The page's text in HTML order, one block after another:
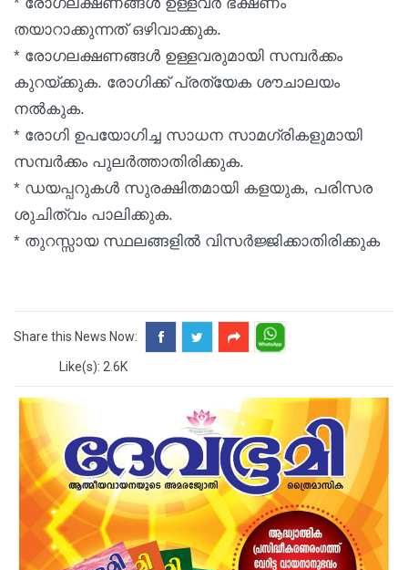
തയാറാക്കുന്നത് ഒഴിവാക്കുക.
* രോഗലക്ഷണങ്ങള്‍ ഉള്ളവരുമായി സമ്പര്‍ക്കം
കുറയ്ക്കുക. രോഗിക്ക് പ്രത്യേക ശൗചാലയം
നല്‍കുക.
* രോഗി ഉപയോഗിച്ച സാധന സാമഗ്രികളുമായി
സമ്പര്‍ക്കം പുലര്‍ത്താതിരിക്കുക.
* ഡയപ്പറുകള്‍ സുരക്ഷിതമായി കളയുക, പരിസര
ശുചിത്വം പാലിക്കുക.
* തുറസ്സായ സ്ഥലങ്ങളില്‍ വിസര്‍ജ്ജിക്കാതിരിക്കുക
Share this News Now:
Like(s): 2.6K